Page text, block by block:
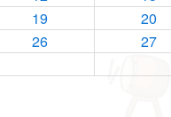
19
20
26
27